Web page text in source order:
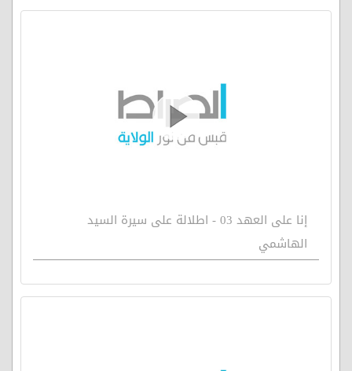
إنا على العهد 03 - اطلالة على سيرة السيد
الهاشمي